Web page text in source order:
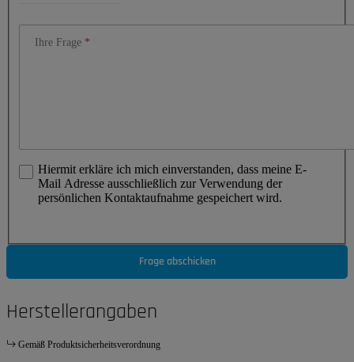
Ihre Frage
Hiermit erkläre ich mich einverstanden, dass meine E-
Mail Adresse ausschließlich zur Verwendung der
persönlichen Kontaktaufnahme gespeichert wird.
Frage abschicken
Herstellerangaben
Gemäß Produktsicherheitsverordnung